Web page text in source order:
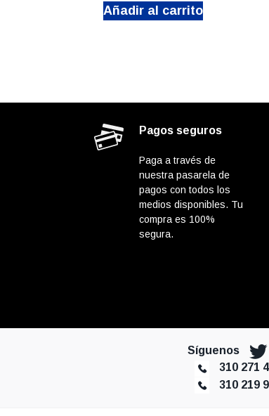
Añadir al carrito
Pagos seguros
Paga a través de
nuestra pasarela de
pagos con todos los
medios disponibles. Tu
compra es 100%
segura.
Síguenos
310 271
310 219